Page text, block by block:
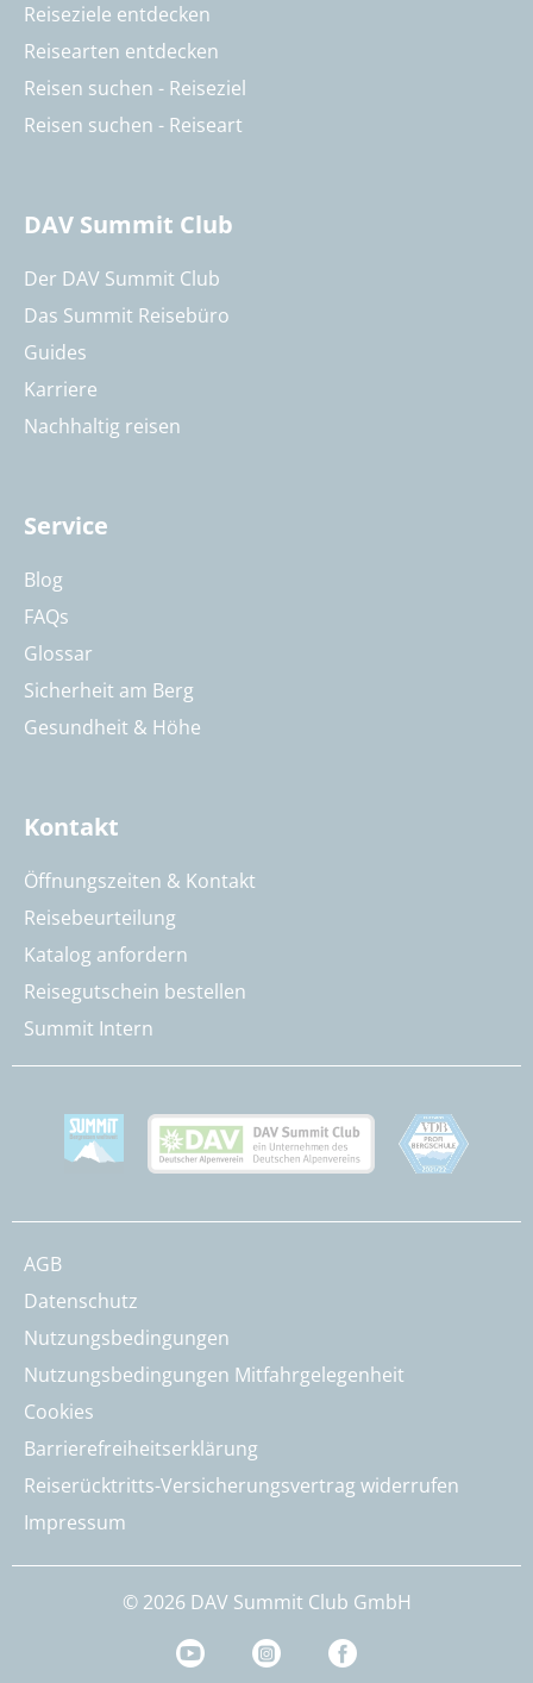
Reiseziele entdecken
Reisearten entdecken
Reisen suchen - Reiseziel
Reisen suchen - Reiseart
DAV Summit Club
Der DAV Summit Club
Das Summit Reisebüro
Guides
Karriere
Nachhaltig reisen
Service
Blog
FAQs
Glossar
Sicherheit am Berg
Gesundheit & Höhe
Kontakt
Öffnungszeiten & Kontakt
Reisebeurteilung
Katalog anfordern
Reisegutschein bestellen
Summit Intern
AGB
Datenschutz
Nutzungsbedingungen
Nutzungsbedingungen Mitfahrgelegenheit
Cookies
Barrierefreiheitserklärung
Reiserücktritts-Versicherungsvertrag widerrufen
Impressum
© 2026 DAV Summit Club GmbH